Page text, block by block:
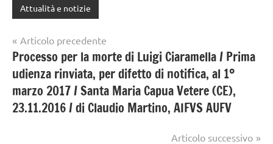
Attualità e notizie
Navigazione
articoli
Articolo precedente
Processo per la morte di Luigi Ciaramella / Prima
udienza rinviata, per difetto di notifica, al 1º
marzo 2017 / Santa Maria Capua Vetere (CE),
23.11.2016 / di Claudio Martino, AIFVS AUFV
Articolo successivo